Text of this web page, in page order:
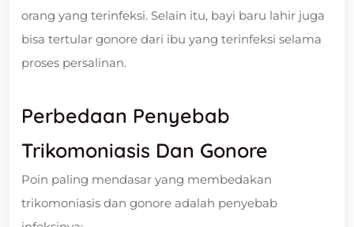
orang yang terinfeksi. Selain itu, bayi baru lahir juga
bisa tertular gonore dari ibu yang terinfeksi selama
proses persalinan.
Perbedaan Penyebab
Trikomoniasis Dan Gonore
Poin paling mendasar yang membedakan
trikomoniasis dan gonore adalah penyebab